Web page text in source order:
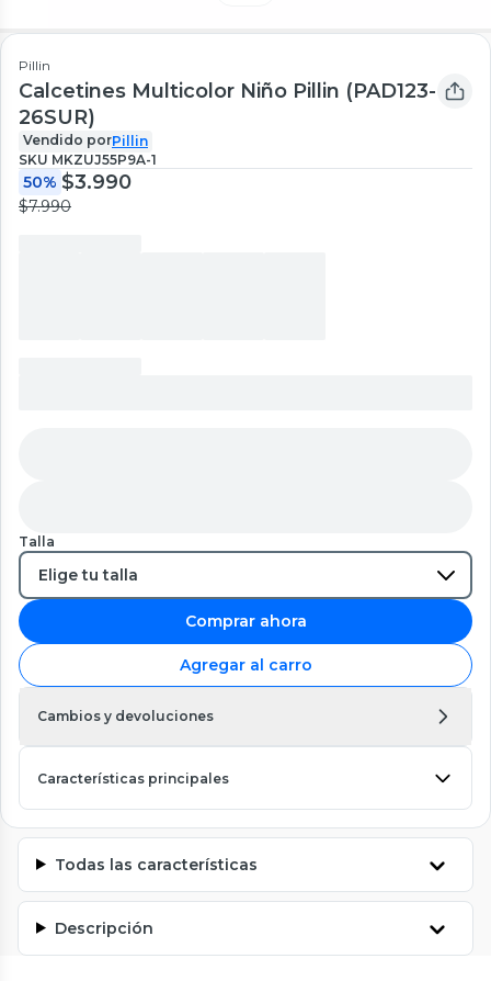
Pillin
Calcetines Multicolor Niño Pillin (PAD123-
26SUR)
Vendido porPillin
SKU MKZUJ55P9A-1
50% $3.990
$7.990
Talla
Comprar ahora
Agregar al carro
Cambios y devoluciones
Características principales
Todas las características
Descripción